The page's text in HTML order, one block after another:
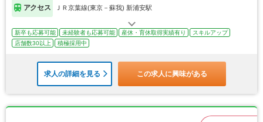
アクセス ＪＲ京葉線(東京－蘇我) 新浦安駅
新卒も応募可能 未経験者も応募可能 産休・育休取得実績有り
スキルアップ
店舗数30以上
積極採用中
求人の詳細を見る この求人に興味がある